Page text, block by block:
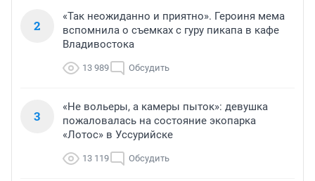
2
«Так неожиданно и приятно». Героиня мема
вспомнила о съемках с гуру пикапа в кафе
Владивостока
13 989 Обсудить
3
«Не вольеры, а камеры пыток»: девушка
пожаловалась на состояние экопарка
«Лотос» в Уссурийске
13 119 Обсудить